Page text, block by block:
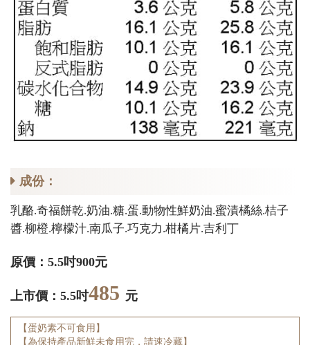
成份：
乳酪.奇福餅乾.奶油.糖.蛋.動物性鮮奶油.蜜漬橘絲.桔子
醬.柳橙.檸檬汁.南瓜子.巧克力.柑橘片.吉利丁
原價：5.5吋900元
上市價：5.5吋485 元
【蛋奶素不可食用】
【為保持產品新鮮未食用完，請速冷藏】